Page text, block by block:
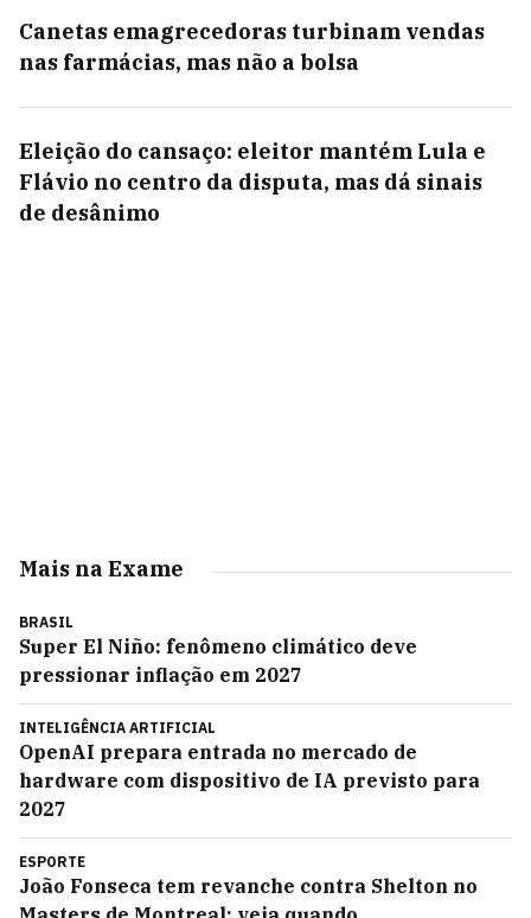
Canetas emagrecedoras turbinam vendas
nas farmácias, mas não a bolsa
Eleição do cansaço: eleitor mantém Lula e
Flávio no centro da disputa, mas dá sinais
de desânimo
Mais na Exame
BRASIL
Super El Niño: fenômeno climático deve
pressionar inflação em 2027
INTELIGÊNCIA ARTIFICIAL
OpenAI prepara entrada no mercado de
hardware com dispositivo de IA previsto para
2027
ESPORTE
João Fonseca tem revanche contra Shelton no